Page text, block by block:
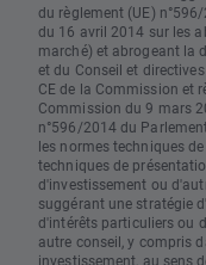
du règlement (UE)
du 16 avril 2014 sur les
marché) et abrogeant la
et du Conseil et
CE de la Commission et
Commission du 9 mars
n°596/2014 du
les normes techniques
techniques de
d'investissement ou
suggérant une stratégie
d'intérêts particuliers ou
autre conseil, y compris
investissement, au sens